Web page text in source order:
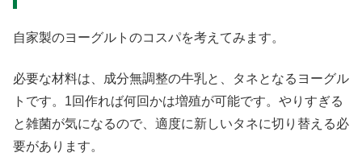
自家製のヨーグルトのコスパを考えてみます。
必要な材料は、成分無調整の牛乳と、タネとなるヨーグル
トです。1回作れば何回かは増殖が可能です。やりすぎる
と雑菌が気になるので、適度に新しいタネに切り替える必
要があります。